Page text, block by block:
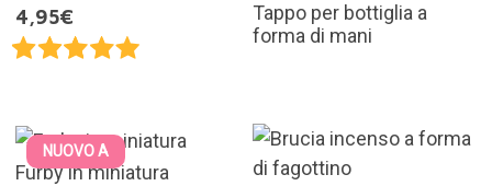
4,95€
Tappo per bottiglia a
forma di mani
NUOVO A
Furby in miniatura